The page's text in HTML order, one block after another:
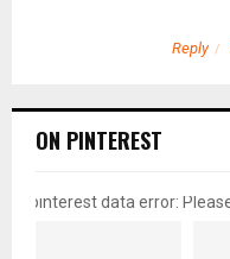
Reply
ON PINTEREST
pinterest data error: